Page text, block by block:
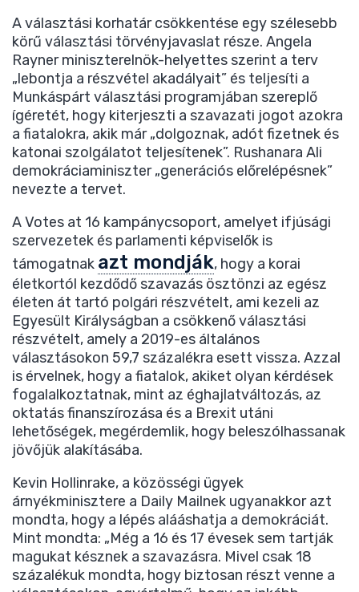
A választási korhatár csökkentése egy szélesebb
körű választási törvényjavaslat része. Angela
Rayner miniszterelnök-helyettes szerint a terv
„lebontja a részvétel akadályait” és teljesíti a
Munkáspárt választási programjában szereplő
ígéretét, hogy kiterjeszti a szavazati jogot azokra
a fiatalokra, akik már „dolgoznak, adót fizetnek és
katonai szolgálatot teljesítenek”. Rushanara Ali
demokráciaminiszter „generációs előrelépésnek”
nevezte a tervet.
A Votes at 16 kampánycsoport, amelyet ifjúsági
szervezetek és parlamenti képviselők is
támogatnak azt mondják, hogy a korai
életkortól kezdődő szavazás ösztönzi az egész
életen át tartó polgári részvételt, ami kezeli az
Egyesült Királyságban a csökkenő választási
részvételt, amely a 2019-es általános
választásokon 59,7 százalékra esett vissza. Azzal
is érvelnek, hogy a fiatalok, akiket olyan kérdések
fogalalkoztatnak, mint az éghajlatváltozás, az
oktatás finanszírozása és a Brexit utáni
lehetőségek, megérdemlik, hogy beleszólhassanak
jövőjük alakításába.
Kevin Hollinrake, a közösségi ügyek
árnyékminisztere a Daily Mailnek ugyanakkor azt
mondta, hogy a lépés alááshatja a demokráciát.
Mint mondta: „Még a 16 és 17 évesek sem tartják
magukat késznek a szavazásra. Mivel csak 18
százalékuk mondta, hogy biztosan részt venne a